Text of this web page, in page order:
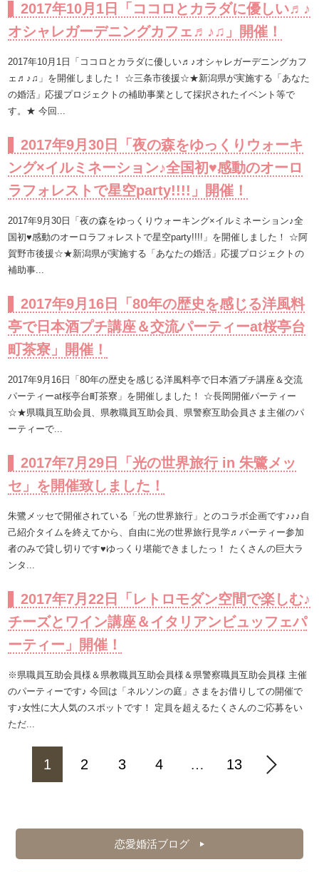
2017年10月1日「ココロとカラダに優しい♬♪
オシャレガーデニングカフェ♬♪♫」開催！
2017年10月1日「ココロとカラダに優しい♬♪オシャレガーデニングカフ
ェ♬♪♫」を開催しました！ ☆三条市後援☆★新潟県が実施する「あなた
の婚活」応援プロジェクトの補助事業として採択されたイベント等で
す。★ 今回...
2017年9月30日「夜の森をゆっくりウォーキ
ング×イルミネーション♪全国初♥感動のオーロ
ラフォレストで星空party!!!!」開催！
2017年9月30日「夜の森をゆっくりウォーキング×イルミネーション♪全
国初♥感動のオーロラフォレストで星空party!!!!」を開催しました！ ☆阿
賀野市後援☆★新潟県が実施する「あなたの婚活」応援プロジェクトの
補助事...
2017年9月16日「80年の歴史を感じる洋風料
亭で日本酒プチ講座＆交流パーティーat桜亭台
町茶寮」開催！
2017年9月16日「80年の歴史を感じる洋風料亭で日本酒プチ講座＆交流
パーティーat桜亭台町茶寮」を開催しました！ ☆長岡開催パーティー
☆★県職員互助会員、県教職員互助会員、県警察互助会員さま主催のパ
ーティーで...
2017年7月29日「光の世界旅行 in 朱鷺メッ
セ」を開催致しました！
朱鷺メッセで開催されている「光の世界旅行」とのコラボ企画です♪♪♪自
己紹介タイムを終えてから、自由に光の世界旅行見学♬パーティー参加
者のみで貸し切りです♥ゆっくり堪能できましたっ！ たくさんの巨大ラ
ンタ...
2017年7月22日「レトロモダン空間で楽しむ♪
チーズとワイン講座＆イタリアンビュッフェパ
ーティー」開催！
※県職員互助会員様＆県教職員互助会員様＆県警察職員互助会員様 主催
のパーティーです♪ 今回は「ネルソンの庭」さまをお借りしての開催で
す♪女性に大人気のスポットです！ 定員を超えるたくさんのご応募をい
ただ...
1 2 3 4 … 13
恋愛婚活ブログ